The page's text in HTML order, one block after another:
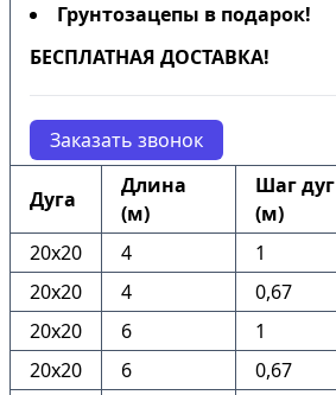
Грунтозацепы в подарок!
БЕСПЛАТНАЯ ДОСТАВКА!
Заказать звонок
Дуга
Длина
(м)
Шаг дуг
(м)
20х20 4 1
20х20
4 0,67
20х20
6 1
20х20
6 0,67